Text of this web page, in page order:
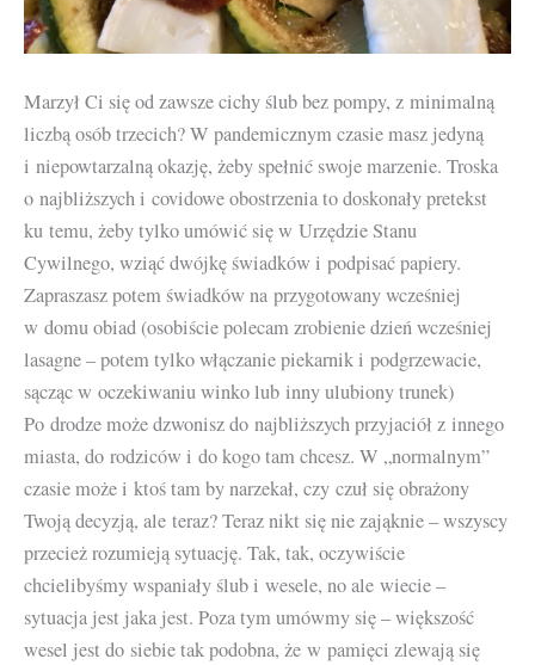
Marzył Ci się od zawsze cichy ślub bez pompy, z minimalną
liczbą osób trzecich? W pandemicznym czasie masz jedyną
i niepowtarzalną okazję, żeby spełnić swoje marzenie. Troska
o najbliższych i covidowe obostrzenia to doskonały pretekst
ku temu, żeby tylko umówić się w Urzędzie Stanu
Cywilnego, wziąć dwójkę świadków i podpisać papiery.
Zapraszasz potem świadków na przygotowany wcześniej
w domu obiad (osobiście polecam zrobienie dzień wcześniej
lasagne – potem tylko włączanie piekarnik i podgrzewacie,
sącząc w oczekiwaniu winko lub inny ulubiony trunek)
Po drodze może dzwonisz do najbliższych przyjaciół z innego
miasta, do rodziców i do kogo tam chcesz. W „normalnym”
czasie może i ktoś tam by narzekał, czy czuł się obrażony
Twoją decyzją, ale teraz? Teraz nikt się nie zająknie – wszyscy
przecież rozumieją sytuację. Tak, tak, oczywiście
chcielibyśmy wspaniały ślub i wesele, no ale wiecie –
sytuacja jest jaka jest. Poza tym umówmy się – większość
wesel jest do siebie tak podobna, że w pamięci zlewają się